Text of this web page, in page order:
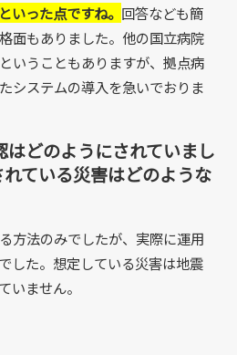
いった点ですね。 回答なども簡
面もありました。他の国立病院
いうこともありますが、拠点病
システムの導入を急いでおりま
はどのようにされていまし
ている災害はどのような
方法のみでしたが、実際に運用
した。想定している災害は地震
いません。